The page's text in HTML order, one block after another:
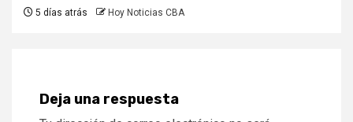
5 días atrás Hoy Noticias CBA
Deja una respuesta